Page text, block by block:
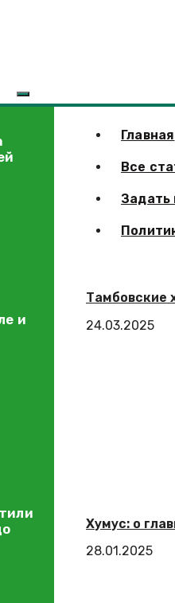
Главная
Все
Задать
Тамбовские
24.03.2025
Хумус: о
28.01.2025
и